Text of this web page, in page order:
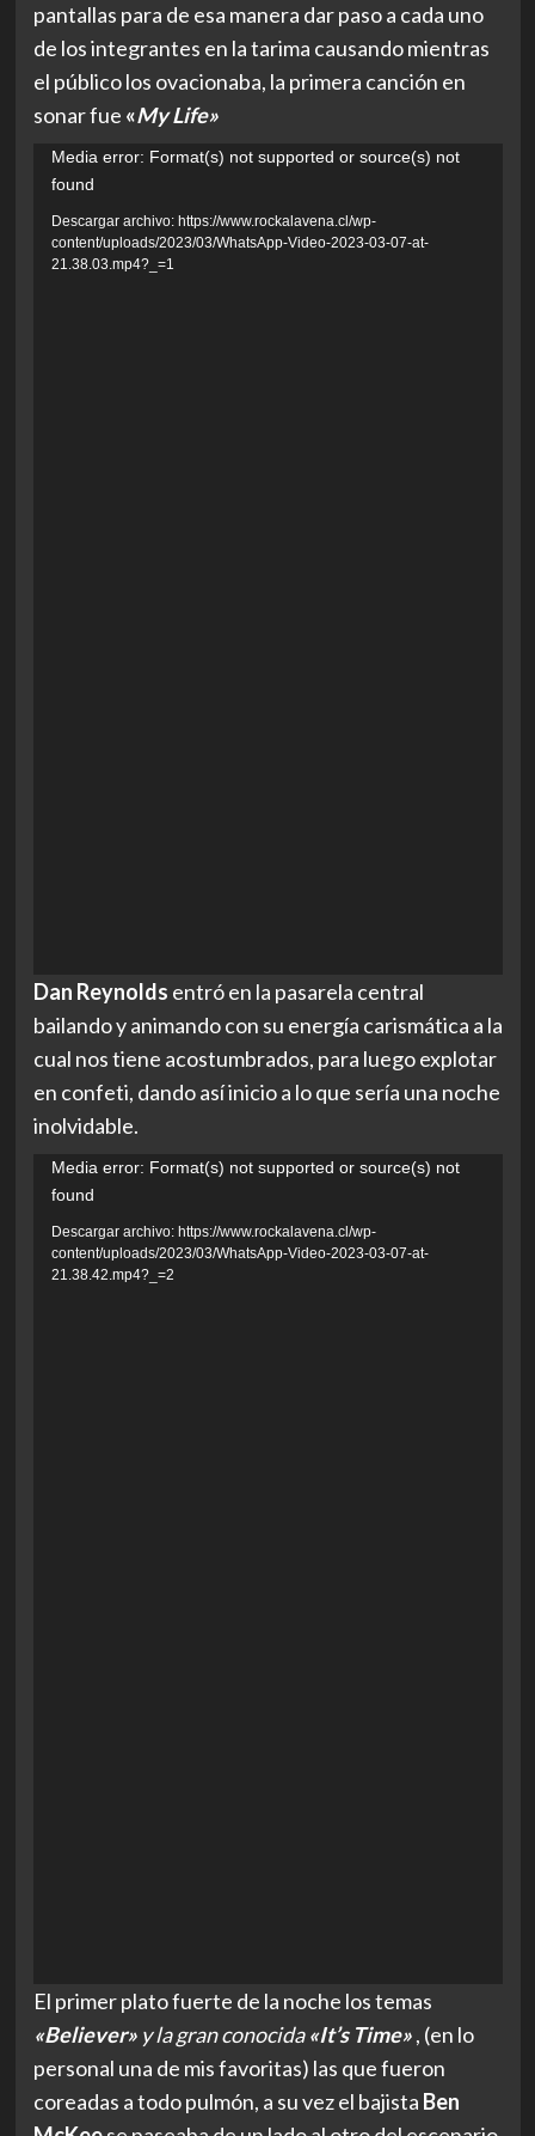
pantallas para de esa manera dar paso a cada uno
de los integrantes en la tarima causando mientras
el público los ovacionaba, la primera canción en
sonar fue «My Life»
Reproductor
de
vídeo
Media error: Format(s) not supported or source(s) not
found
Descargar archivo: https://www.rockalavena.cl/wp-
content/uploads/2023/03/WhatsApp-Video-2023-03-07-at-
21.38.03.mp4?_=1
Dan Reynolds entró en la pasarela central
bailando y animando con su energía carismática a la
cual nos tiene acostumbrados, para luego explotar
en confeti, dando así inicio a lo que sería una noche
inolvidable.
Reproductor
de
vídeo
Media error: Format(s) not supported or source(s) not
found
Descargar archivo: https://www.rockalavena.cl/wp-
content/uploads/2023/03/WhatsApp-Video-2023-03-07-at-
21.38.42.mp4?_=2
El primer plato fuerte de la noche los temas
«Believer»y la gran conocida«It’s Time», (en lo
personal una de mis favoritas) las que fueron
coreadas a todo pulmón, a su vez el bajista Ben